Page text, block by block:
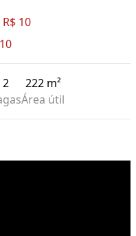
R$ 10
2
222 m²
Área útil